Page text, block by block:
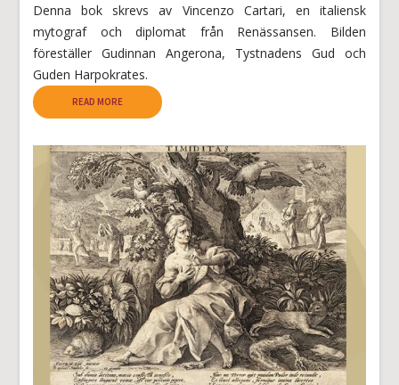
Denna bok skrevs av Vincenzo Cartari, en italiensk
mytograf och diplomat från Renässansen. Bilden
föreställer Gudinnan Angerona, Tystnadens Gud och
Guden Harpokrates.
READ MORE